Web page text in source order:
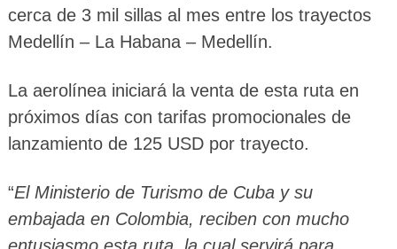
cerca de 3 mil sillas al mes entre los trayectos
Medellín – La Habana – Medellín.
La aerolínea iniciará la venta de esta ruta en
próximos días con tarifas promocionales de
lanzamiento de 125 USD por trayecto.
“El Ministerio de Turismo de Cuba y su
embajada en Colombia, reciben con mucho